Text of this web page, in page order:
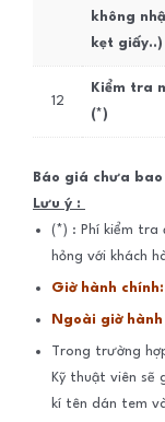
không
kẹt giấy..)
12
Kiểm tra
(*)
Báo giá chưa bao
Lưu ý :
(*) : Phí kiểm tra
hỏng với khách
Giờ hành chính:
Ngoài giờ hành
Trong trường
Kỹ thuật viên sẽ
kí tên dán tem